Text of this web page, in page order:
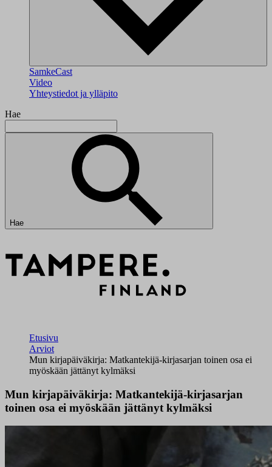
SamkeCast
Video
Yhteystiedot ja ylläpito
Hae
Hae
Etusivu
Arviot
Mun kirjapäiväkirja: Matkantekijä-kirjasarjan toinen osa ei
myöskään jättänyt kylmäksi
Mun kirjapäiväkirja: Matkantekijä-kirjasarjan
toinen osa ei myöskään jättänyt kylmäksi